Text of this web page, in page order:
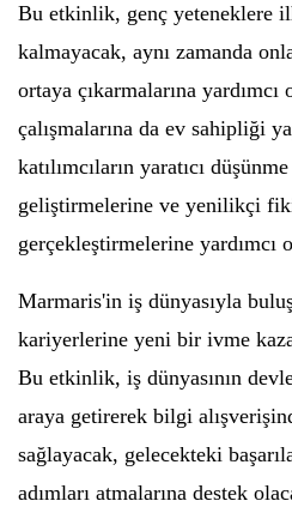
Bu etkinlik, genç yeteneklere
kalmayacak, aynı zamanda
ortaya çıkarmalarına
çalışmalarına da ev sahipliği
katılımcıların yaratıcı
geliştirmelerine ve yenilikçi
gerçekleştirmelerine yardımcı
Marmaris'in iş dünyasıyla
kariyerlerine yeni bir ivme
Bu etkinlik, iş dünyasının
araya getirerek bilgi
sağlayacak, gelecekteki
adımları atmalarına destek